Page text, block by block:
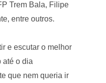
Trem Bala, Filipe
entre outros.
e escutar o melhor
até o dia
que nem queria ir